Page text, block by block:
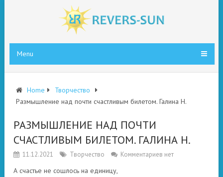
Menu
Home
Творчество
Размышление над почти счастливым билетом. Галина Н.
РАЗМЫШЛЕНИЕ НАД ПОЧТИ
СЧАСТЛИВЫМ БИЛЕТОМ. ГАЛИНА Н.
11.12.2021 Творчество Комментариев нет
А счастье не сошлось на единицу,